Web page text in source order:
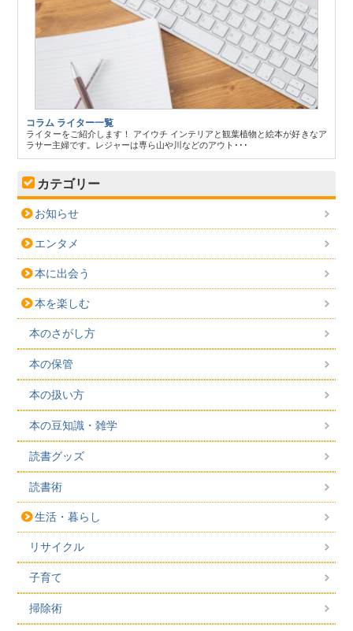
コラム ライター一覧
ライターをご紹介します！ アイウチ インテリアと観葉植物と絵本が好きなア
ラサー主婦です。レジャーは専ら山や川などのアウト･･･
カテゴリー
お知らせ
エンタメ
本に出会う
本を楽しむ
本のさがし方
本の保管
本の扱い方
本の豆知識・雑学
読書グッズ
読書術
生活・暮らし
リサイクル
子育て
掃除術